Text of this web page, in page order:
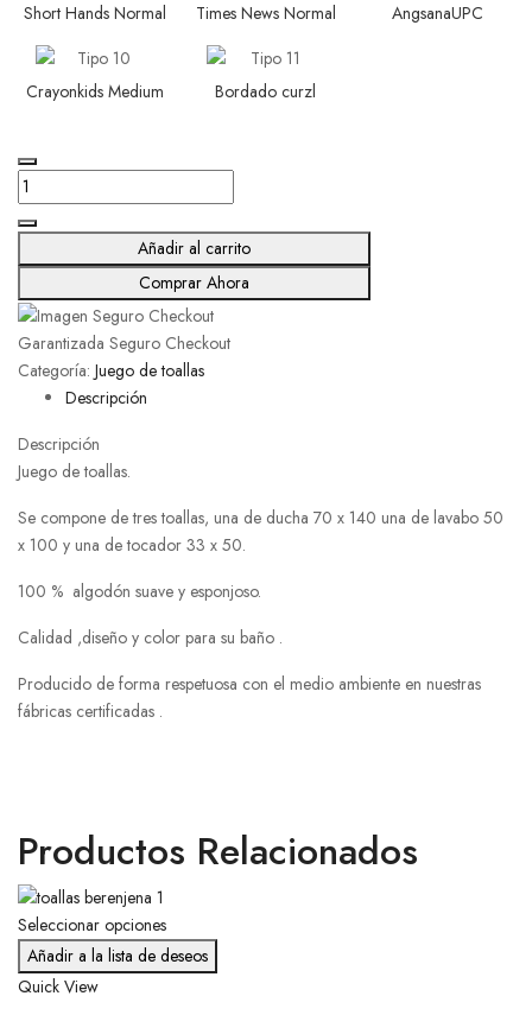
Short Hands Normal Times News Normal AngsanaUPC
Crayonkids Medium Bordado curzl
Rosa
Añadir al carrito
Comprar Ahora
Garantizada Seguro Checkout
Categoría: Juego de toallas
Descripción
Descripción
Juego de toallas.
Se compone de tres toallas, una de ducha 70 x 140 una de lavabo 50
x 100 y una de tocador 33 x 50.
100 % algodón suave y esponjoso.
Calidad ,diseño y color para su baño .
Producido de forma respetuosa con el medio ambiente en nuestras
fábricas certificadas .
Productos Relacionados
Seleccionar opciones
Añadir a la lista de deseos
Quick View